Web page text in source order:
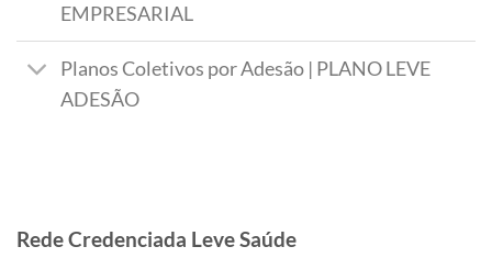
EMPRESARIAL
Planos Coletivos por Adesão | PLANO LEVE
ADESÃO
Rede Credenciada Leve Saúde